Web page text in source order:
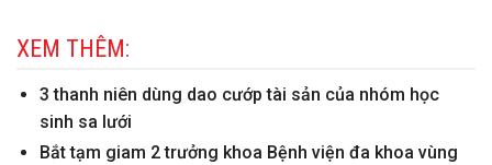
XEM THÊM:
3 thanh niên dùng dao cướp tài sản của nhóm học
sinh sa lưới
Bắt tạm giam 2 trưởng khoa Bệnh viện đa khoa vùng